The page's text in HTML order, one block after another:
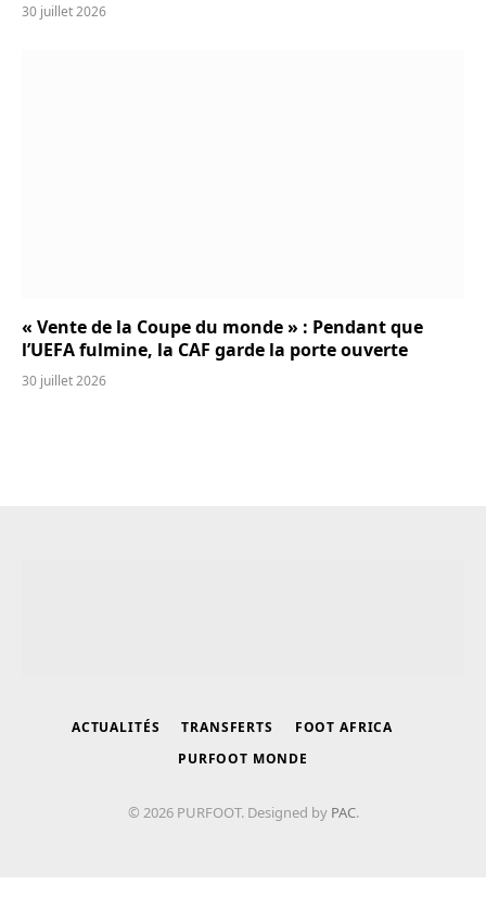
30 juillet 2026
« Vente de la Coupe du monde » : Pendant que
l’UEFA fulmine, la CAF garde la porte ouverte
30 juillet 2026
ACTUALITÉS TRANSFERTS
FOOT AFRICA
PURFOOT MONDE
© 2026 PURFOOT. Designed by PAC.